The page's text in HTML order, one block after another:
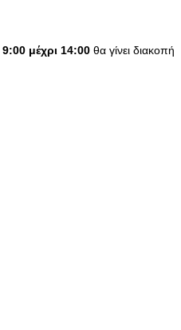
9:00 μέχρι 14:00 θα γίνει διακοπή